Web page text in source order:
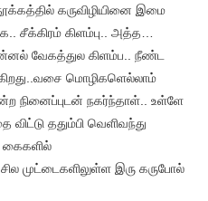
கருவிழியினை இமை
சீக்கிரம் கிளம்பு.. அத்த…
வேகத்துல கிளம்ப.. நீண்ட
மொழிகளெல்லாம்
நினைப்புடன் நகர்ந்தாள்.. உள்ளே
விட்டு ததும்பி வெளிவந்து
இரு கருபோல்